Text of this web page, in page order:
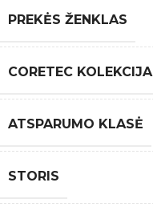
PREKĖS ŽENKLAS
CORETEC KOLEKCIJA
ATSPARUMO KLASĖ
STORIS